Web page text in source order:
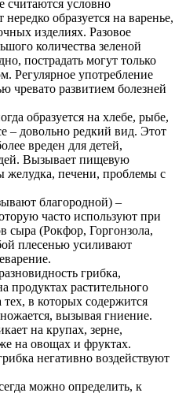
считаются условно
образуется на варенье,
изделиях. Разовое
количества зеленой
пострадать могут только
Регулярное употребление
чревато развитием болезней
образуется на хлебе, рыбе,
– довольно редкий вид. Этот
вреден для детей,
Вызывает пищевую
желудка, печени, проблемы с
благородной) –
часто используют при
сыра (Рокфор, Горгонзола,
плесенью усиливают
грибка,
продуктах растительного
в которых содержится
вызывая гниение.
на крупах, зерне,
на овощах и фруктах.
негативно воздействуют
можно определить, к